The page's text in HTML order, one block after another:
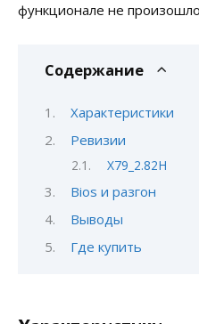
функционале не
Содержание
Характеристики
Ревизии
X79_2.82H
Bios и разгон
Выводы
Где купить